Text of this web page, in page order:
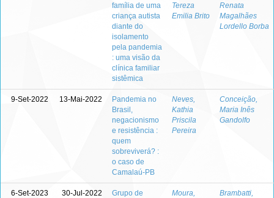
família de uma
criança autista
diante do
isolamento
pela pandemia
: uma visão da
clínica familiar
sistêmica
Tereza
Emilia Brito
Renata
Magalhães
Lordello Borba
9-Set-2022 13-Mai-2022
Pandemia no
Brasil,
negacionismo
e resistência :
quem
sobreviverá? :
o caso de
Camalaú-PB
Neves,
Kathia
Priscila
Pereira
Conceição,
Maria Inês
Gandolfo
6-Set-2023 30-Jul-2022
Grupo de
Moura,
Brambatti,